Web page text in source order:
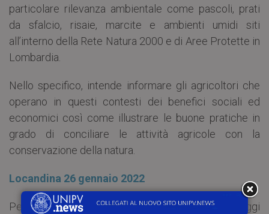
particolare rilevanza ambientale come pascoli, prati
da sfalcio, risaie, marcite e ambienti umidi siti
all’interno della Rete Natura 2000 e di Aree Protette in
Lombardia.
Nello specifico, intende informare gli agricoltori che
operano in questi contesti dei benefici sociali ed
economici così come illustrare le buone pratiche in
grado di conciliare le attività agricole con la
conservazione della natura.
Locandina 26 gennaio 2022
Per conoscere gli eventi in calendario nel 2022, leggi